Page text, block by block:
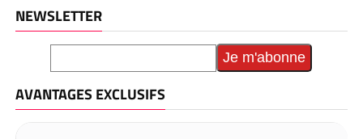
NEWSLETTER
AVANTAGES EXCLUSIFS